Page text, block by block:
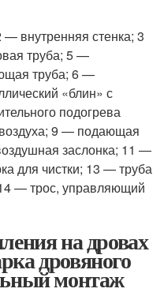
внутренняя стенка; 3
труба; 5 —
труба; 6 —
«блин» с
подогрева
9 — подающая
заслонка; 11 —
для чистки; 13 — труба
— трос, управляющий
на дровах
дровяного
монтаж